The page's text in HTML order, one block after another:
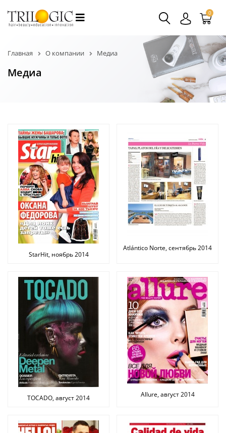
0
Главная О компании Медиа
Медиа
StarHit, ноябрь 2014
Atlántico Norte, сентябрь 2014
TOCADO, август 2014 Allure, август 2014